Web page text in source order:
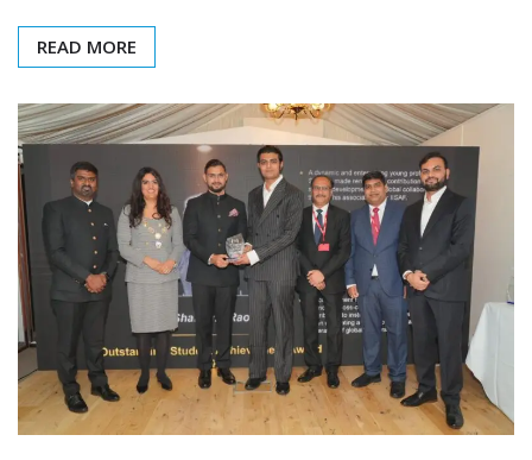
READ MORE